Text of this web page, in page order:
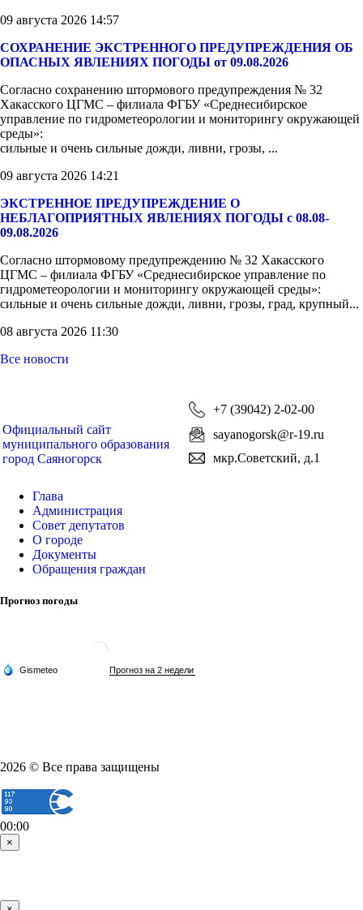
09 августа 2026 14:57
СОХРАНЕНИЕ ЭКСТРЕННОГО ПРЕДУПРЕЖДЕНИЯ ОБ
ОПАСНЫХ ЯВЛЕНИЯХ ПОГОДЫ от 09.08.2026
Согласно сохранению штормового предупреждения № 32
Хакасского ЦГМС – филиала ФГБУ «Среднесибирское
управление по гидрометеорологии и мониторингу окружающей
среды»:
сильные и очень сильные дожди, ливни, грозы, ...
09 августа 2026 14:21
ЭКСТРЕННОЕ ПРЕДУПРЕЖДЕНИЕ О
НЕБЛАГОПРИЯТНЫХ ЯВЛЕНИЯХ ПОГОДЫ с 08.08-
09.08.2026
Согласно штормовому предупреждению № 32 Хакасского
ЦГМС – филиала ФГБУ «Среднесибирское управление по
гидрометеорологии и мониторингу окружающей среды»:
сильные и очень сильные дожди, ливни, грозы, град, крупный...
08 августа 2026 11:30
Все новости
Официальный сайт
муниципального образования
город Саяногорск
+7 (39042) 2-02-00
sayanogorsk@r-19.ru
мкр.Советский, д.1
Глава
Администрация
Совет депутатов
О городе
Документы
Обращения граждан
Прогноз погоды
2026 © Все права защищены
00:00
×